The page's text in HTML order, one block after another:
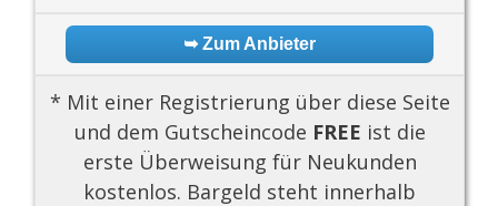
➥ Zum Anbieter
* Mit einer Registrierung über diese Seite
und dem Gutscheincode FREE ist die
erste Überweisung für Neukunden
kostenlos. Bargeld steht innerhalb